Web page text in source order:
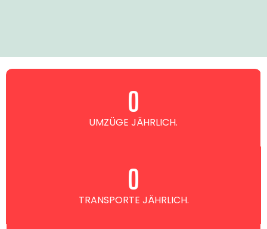
UMZÜGE JÄHRLICH.
0
TRANSPORTE JÄHRLICH.
0